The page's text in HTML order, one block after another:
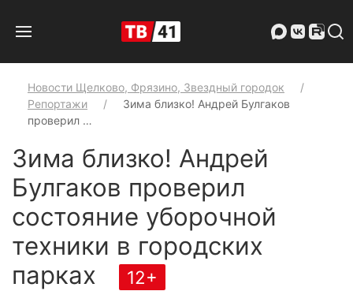
Новости Щелково, Фрязино, Звездный городок
Репортажи
Зима близко! Андрей Булгаков
проверил …
Зима близко! Андрей
Булгаков проверил
состояние уборочной
техники в городских
парках
12+